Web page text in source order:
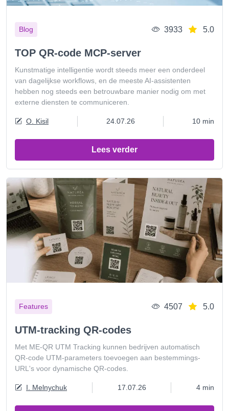
Blog 3933 5.0
TOP QR-code MCP-server
Kunstmatige intelligentie wordt steeds meer een onderdeel
van dagelijkse workflows, en de meeste AI-assistenten
hebben nog steeds een betrouwbare manier nodig om met
externe diensten te communiceren.
O. Kisil 24.07.26 10 min
Lees verder
Features 4507 5.0
UTM-tracking QR-codes
Met ME-QR UTM Tracking kunnen bedrijven automatisch
QR-code UTM-parameters toevoegen aan bestemmings-
URL's voor dynamische QR-codes.
I. Melnychuk 17.07.26 4 min